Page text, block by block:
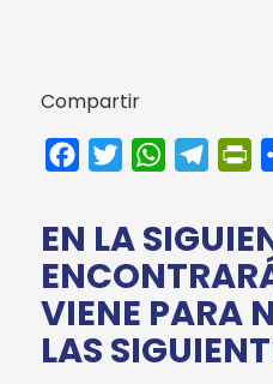
Compartir
FacebookTwitterWhatsApp
EN LA
VIENE PARA
LAS